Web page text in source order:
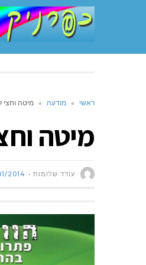
ראשי » מודעה » מיטה וחצי
מיטה
עודד שלומות 2014